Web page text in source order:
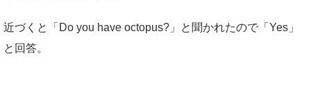
近づくと「Do you have octopus?」と聞かれたので「Yes」
と回答。